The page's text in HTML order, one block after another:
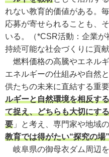
れない教育的価値がある。
応募が寄せられることも、
いる。
（*CSR活動：企業
持続可能な社会づくりに貢献
燃料価格の高騰やエネル
エネルギーの仕組みや自然
供たちの未来に直結する重
ルギーと自然環境を相反す
て捉え、どちらも大切にす
要 」と考え、専門家や地域
教育では得がたい“探究の場”
岐阜県の御母衣ダム周辺